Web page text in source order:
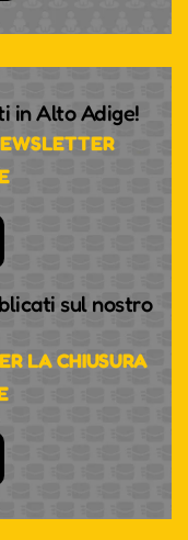
in Alto Adige!
sul nostro
LA CHIUSURA